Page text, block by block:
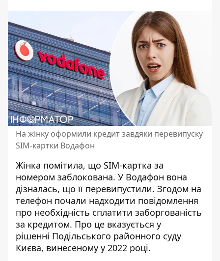
На жінку оформили кредит завдяки перевипуску
SIM-картки Водафон
Жінка помітила, що SIM-картка за
номером заблокована. У Водафон вона
дізналась, що її перевипустили. Згодом на
телефон почали надходити повідомлення
про необхідність сплатити заборгованість
за кредитом. Про це вказується у
рішенні Подільського районного суду
Києва, винесеному у 2022 році.